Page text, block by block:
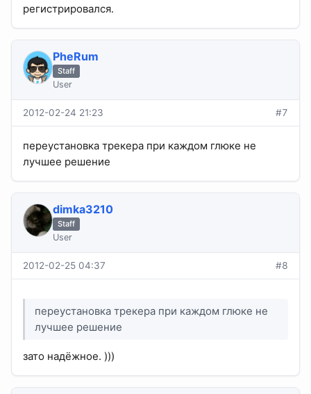
регистрировался.
PheRum
Staff
User
2012-02-24 21:23 #7
переустановка трекера при каждом глюке не
лучшее решение
dimka3210
Staff
User
2012-02-25 04:37 #8
переустановка трекера при каждом глюке не
лучшее решение
зато надёжное. )))